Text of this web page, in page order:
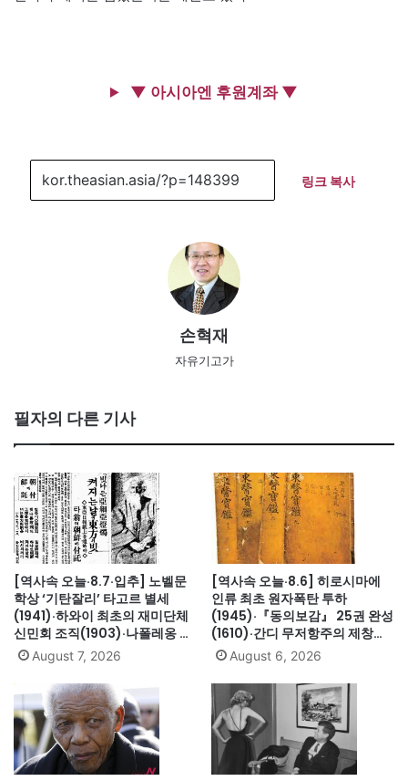
▼ 아시아엔 후원계좌 ▼
링크 복사
손혁재
자유기고가
필자의 다른 기사
[역사속 오늘·8.7·입추] 노벨문
학상 ‘기탄잘리’ 타고르 별세
(1941)·하와이 최초의 재미단체
신민회 조직(1903)·나폴레옹 세
인트헬레나섬 유배(1815)·英 해
군, 스페인 무적함대 격파
(1588)·美 화성탐사로봇 큐리오
시티 화성 착륙(2012)·日, 화이
트리스트에서 한국 제외(2019)
August 7, 2026
[역사속 오늘·8.6] 히로시마에
인류 최초 원자폭탄 투하
(1945)·『동의보감』 25권 완성
(1610)·간디 무저항주의 제창
(1931)·대전엑스포 개막(1993)·
자메이카, 영국에서 독립(1962)
August 6, 2026